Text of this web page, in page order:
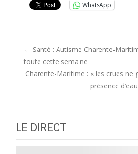
WhatsApp
Post
navigation
← Santé : Autisme Charente-
toute cette semaine
Charente-Maritime : « les crues ne
présence
LE DIRECT